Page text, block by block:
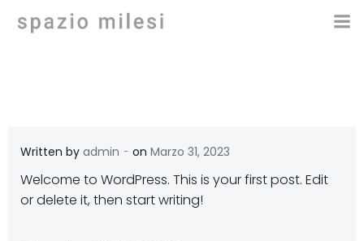
Written by admin - on Marzo 31, 2023
Welcome to WordPress. This is your first post. Edit
or delete it, then start writing!